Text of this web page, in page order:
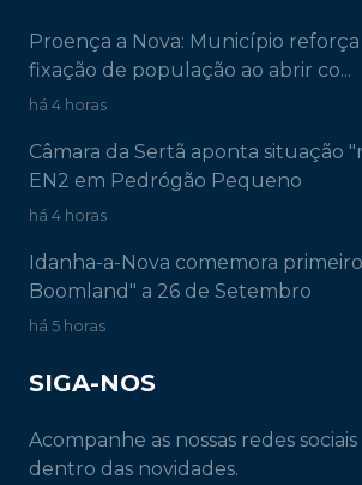
Proença a Nova: Município
fixação de população ao abrir co...
há 4 horas
Câmara da Sertã aponta situação
EN2 em Pedrógão Pequeno
há 4 horas
Idanha-a-Nova comemora
Boomland" a 26 de Setembro
há 5 horas
SIGA-NOS
Acompanhe as nossas redes
dentro das novidades.